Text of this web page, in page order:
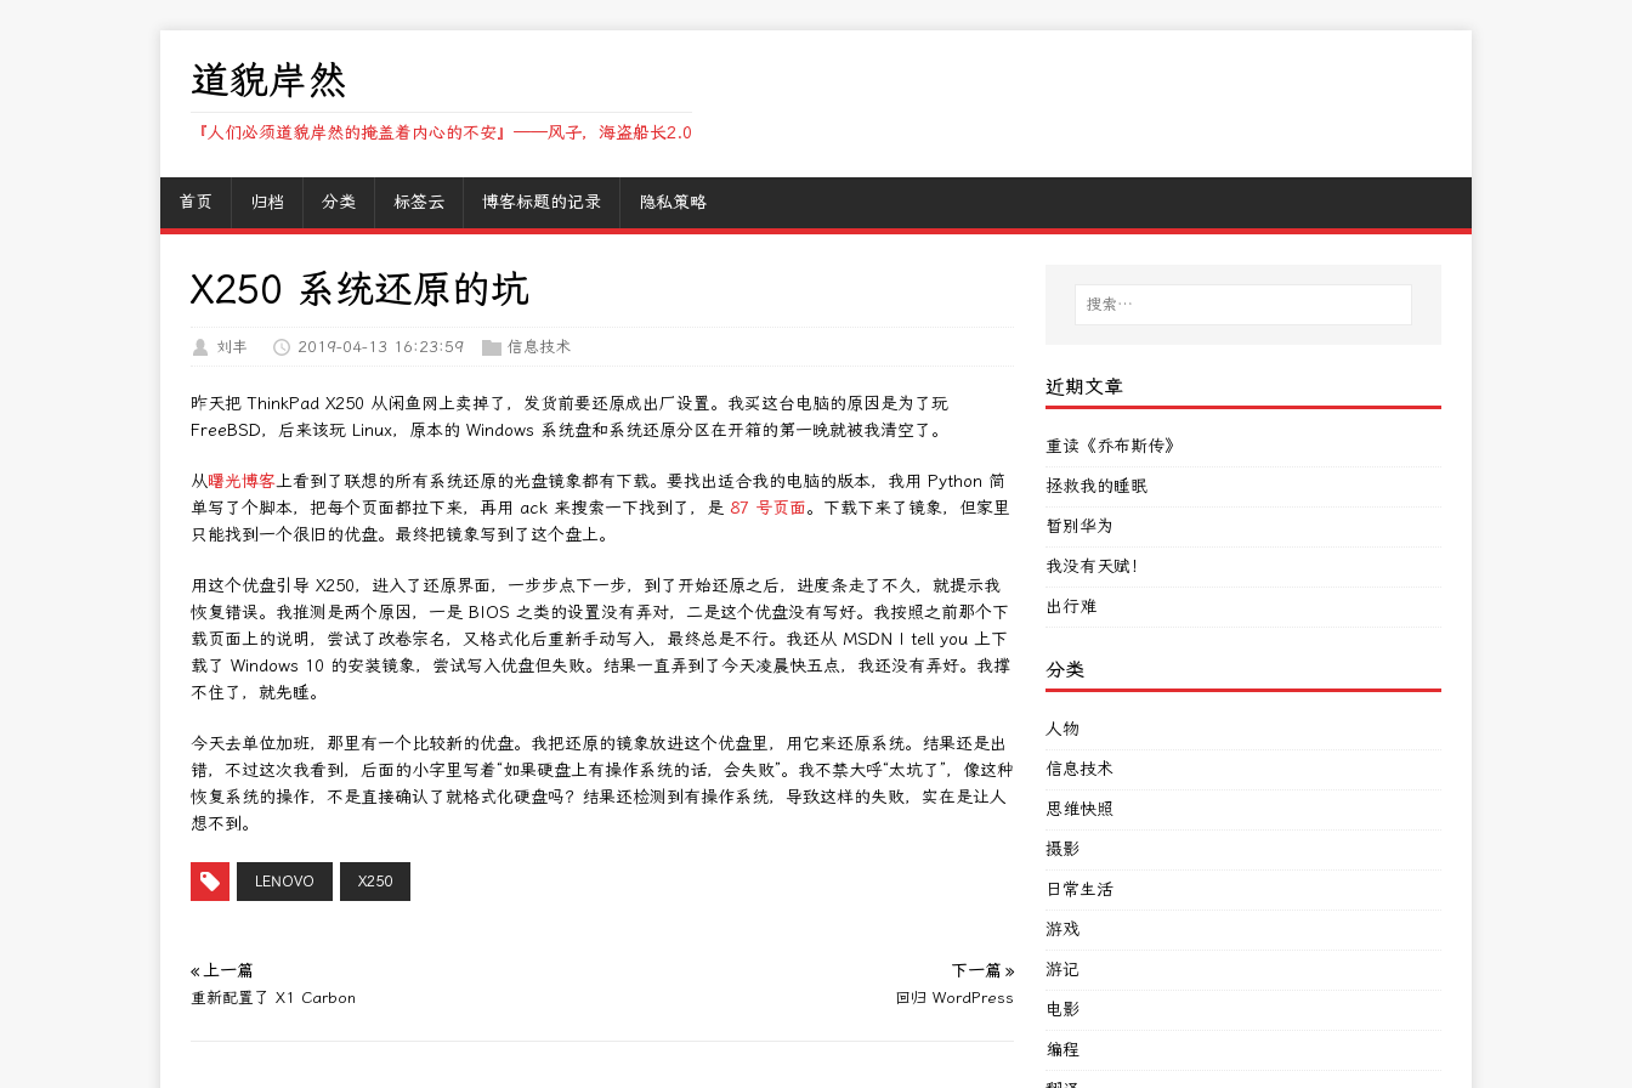
道貌岸然
『人们必须道貌岸然的掩盖着内心的不安』——风子，海盗船长2.0
首页 归档 分类 标签云 博客标题的记录 隐私策略
X250 系统还原的坑
刘丰 2019-04-13 16:23:59 信息技术
昨天把 ThinkPad X250 从闲鱼网上卖掉了，发货前要还原成出厂设置。我买这台电脑的原因是为了玩
FreeBSD，后来该玩 Linux，原本的 Windows 系统盘和系统还原分区在开箱的第一晚就被我清空了。
从曙光博客上看到了联想的所有系统还原的光盘镜象都有下载。要找出适合我的电脑的版本，我用 Python 简
单写了个脚本，把每个页面都拉下来，再用 ack 来搜索一下找到了，是 87 号页面。下载下来了镜象，但家里
只能找到一个很旧的优盘。最终把镜象写到了这个盘上。
用这个优盘引导 X250，进入了还原界面，一步步点下一步，到了开始还原之后，进度条走了不久，就提示我
恢复错误。我推测是两个原因，一是 BIOS 之类的设置没有弄对，二是这个优盘没有写好。我按照之前那个下
载页面上的说明，尝试了改卷宗名，又格式化后重新手动写入，最终总是不行。我还从 MSDN I tell you 上下
载了 Windows 10 的安装镜象，尝试写入优盘但失败。结果一直弄到了今天凌晨快五点，我还没有弄好。我撑
不住了，就先睡。
今天去单位加班，那里有一个比较新的优盘。我把还原的镜象放进这个优盘里，用它来还原系统。结果还是出
错，不过这次我看到，后面的小字里写着“如果硬盘上有操作系统的话，会失败”。我不禁大呼“太坑了”，像这种
恢复系统的操作，不是直接确认了就格式化硬盘吗？结果还检测到有操作系统，导致这样的失败，实在是让人
想不到。
LENOVO X250
« 上一篇
重新配置了 X1 Carbon
下一篇 »
回归 WordPress
近期文章
重读《乔布斯传》
拯救我的睡眠
暂别华为
我没有天赋！
出行难
分类
人物
信息技术
思维快照
摄影
日常生活
游戏
游记
电影
编程